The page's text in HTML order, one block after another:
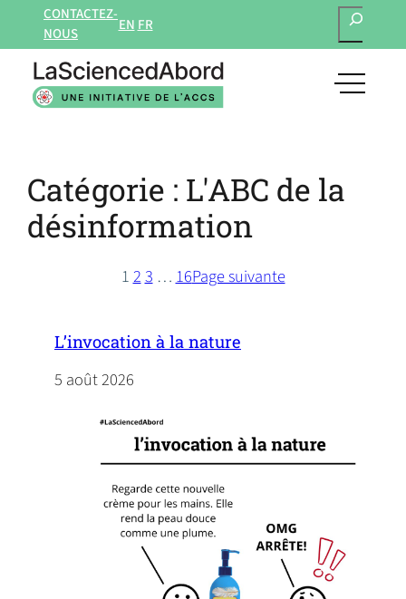
contenu
CONTACTEZ-
NOUS
EN FR
open
Catégorie : L'ABC de la
désinformation
123 … 16Page suivante
L’invocation à la nature
5 août 2026